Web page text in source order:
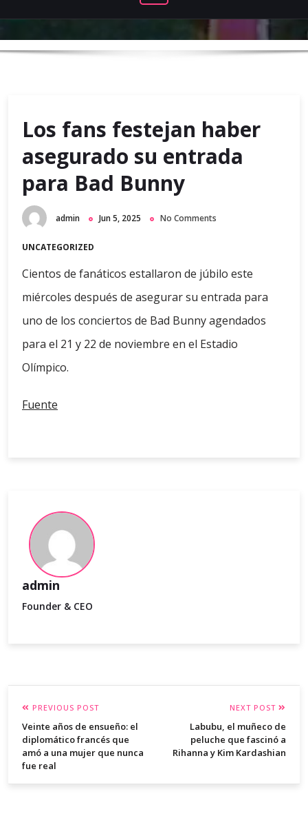
Los fans festejan haber
asegurado su entrada
para Bad Bunny
admin Jun 5, 2025 No Comments
UNCATEGORIZED
Cientos de fanáticos estallaron de júbilo este
miércoles después de asegurar su entrada para
uno de los conciertos de Bad Bunny agendados
para el 21 y 22 de noviembre en el Estadio
Olímpico.
Fuente
admin
Founder & CEO
PREVIOUS POST
Veinte años de ensueño: el
diplomático francés que
amó a una mujer que nunca
fue real
NEXT POST
Labubu, el muñeco de
peluche que fascinó a
Rihanna y Kim Kardashian